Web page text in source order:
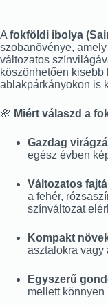
A fokföldi ibolya
szobanövénye,
változatos
köszönhetően
ablakpárkányokon is
🌸 Miért válaszd a
Gazdag
egész évben
Változatos
a fehér,
színváltozat
Kompakt
asztalokra vagy
Egyszerű
mellett könnyen